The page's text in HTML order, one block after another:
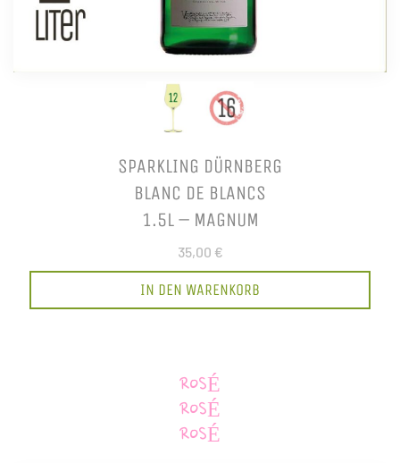
SPARKLING DÜRNBERG
BLANC DE BLANCS
1.5L – MAGNUM
35,00 €
IN DEN WARENKORB
ROSÉ
ROSÉ
ROSÉ